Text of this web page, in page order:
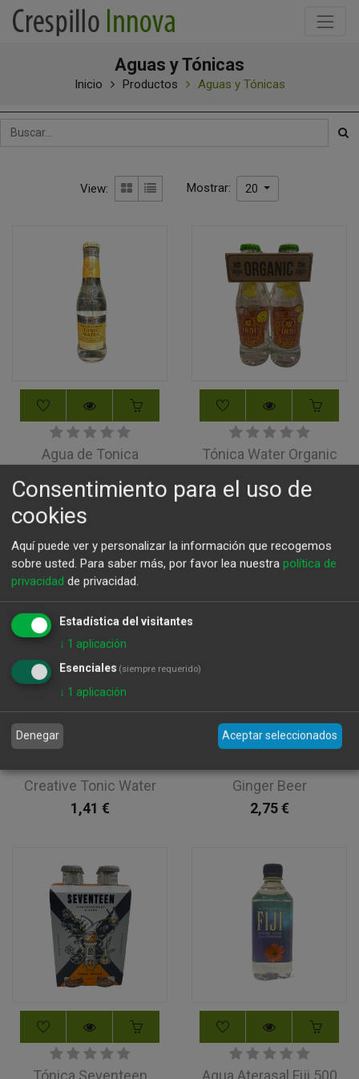
Aguas y Tónicas
Inicio Productos Aguas y Tónicas
View: Mostrar: 20
Agua de Tonica
Tree
1,96
Tónica Water Organic
Creative Tonic Water
1,41 €
Ginger Beer
2,75€
Tónica Seventeen Agua Aterasal Fiji 500
Consentimiento para el uso de
cookies
Aquí puede ver y personalizar la información que recogemos
sobre usted. Para saber más, por favor lea nuestra política de
privacidad de privacidad.
Estadística del visitantes
↓ 1 aplicación
Esenciales (siempre requerido)
↓ 1 aplicación
Denegar Aceptar seleccionados